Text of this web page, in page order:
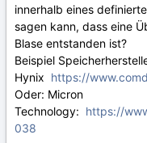
innerhalb eines
sagen kann, dass eine
Blase entstanden ist?
Beispiel
Hynix https://
Oder: Micron
Technology: https://
038